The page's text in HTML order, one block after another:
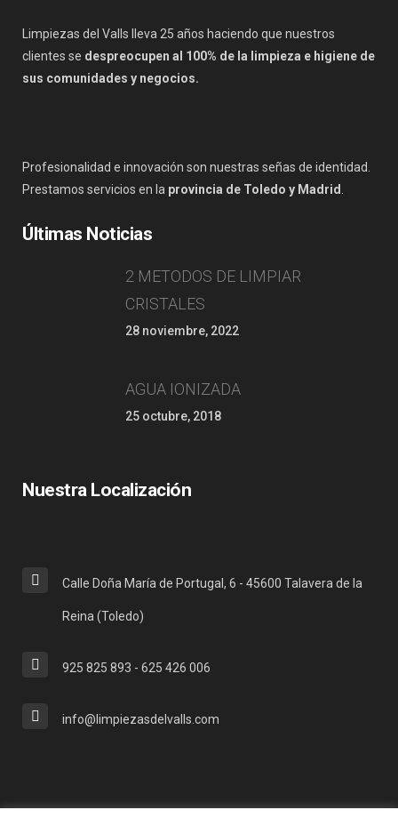
Limpiezas del Valls lleva 25 años haciendo que nuestros
clientes se despreocupen al 100% de la limpieza e higiene de
sus comunidades y negocios.
Profesionalidad e innovación son nuestras señas de identidad.
Prestamos servicios en la provincia de Toledo y Madrid
Últimas Noticias
2 METODOS DE LIMPIAR
CRISTALES
28 noviembre, 2022
AGUA IONIZADA
25 octubre, 2018
Nuestra Localización
Calle Doña María de Portugal, 6 - 45600 Talavera de la
Reina (Toledo)
925 825 893 - 625 426 006
info@limpiezasdelvalls.com